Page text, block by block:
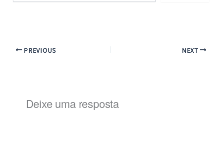
PREVIOUS NEXT
Deixe uma resposta